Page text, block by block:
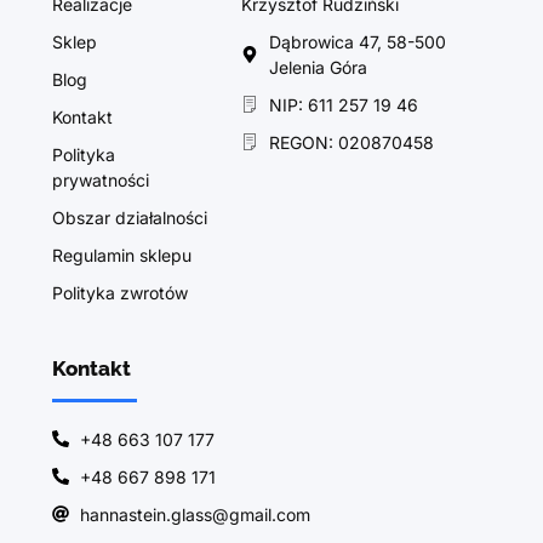
Sklep
Blog
Kontakt
Polityka
prywatności
Obszar działalności
Regulamin sklepu
Polityka zwrotów
Dąbrowica 47, 58-500
Jelenia Góra
NIP: 611 257 19 46
REGON: 020870458
Kontakt
+48 663 107 177
+48 667 898 171
hannastein.glass@gmail.com